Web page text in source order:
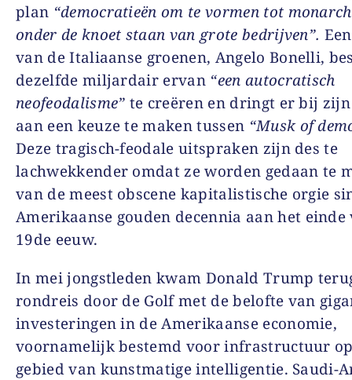
plan “democratieën om te vormen tot
onder de knoet staan van grote bedrijven”.
van de Italiaanse groenen, Angelo Bonelli,
dezelfde miljardair ervan “een autocratisch
neofeodalisme” te creëren en dringt er bij
aan een keuze te maken tussen “Musk of
Deze tragisch-feodale uitspraken zijn des te
lachwekkender omdat ze worden gedaan te
van de meest obscene kapitalistische orgie
Amerikaanse gouden decennia aan het einde
19de eeuw.
In mei jongstleden kwam Donald Trump
rondreis door de Golf met de belofte van
investeringen in de Amerikaanse economie,
voornamelijk bestemd voor infrastructuur
gebied van kunstmatige intelligentie. Saudi-